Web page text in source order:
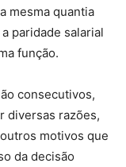
mesma quantia
paridade salarial
função.
consecutivos,
diversas razões,
motivos que
da decisão